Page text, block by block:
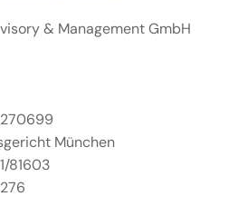
& Management GmbH
München
81603